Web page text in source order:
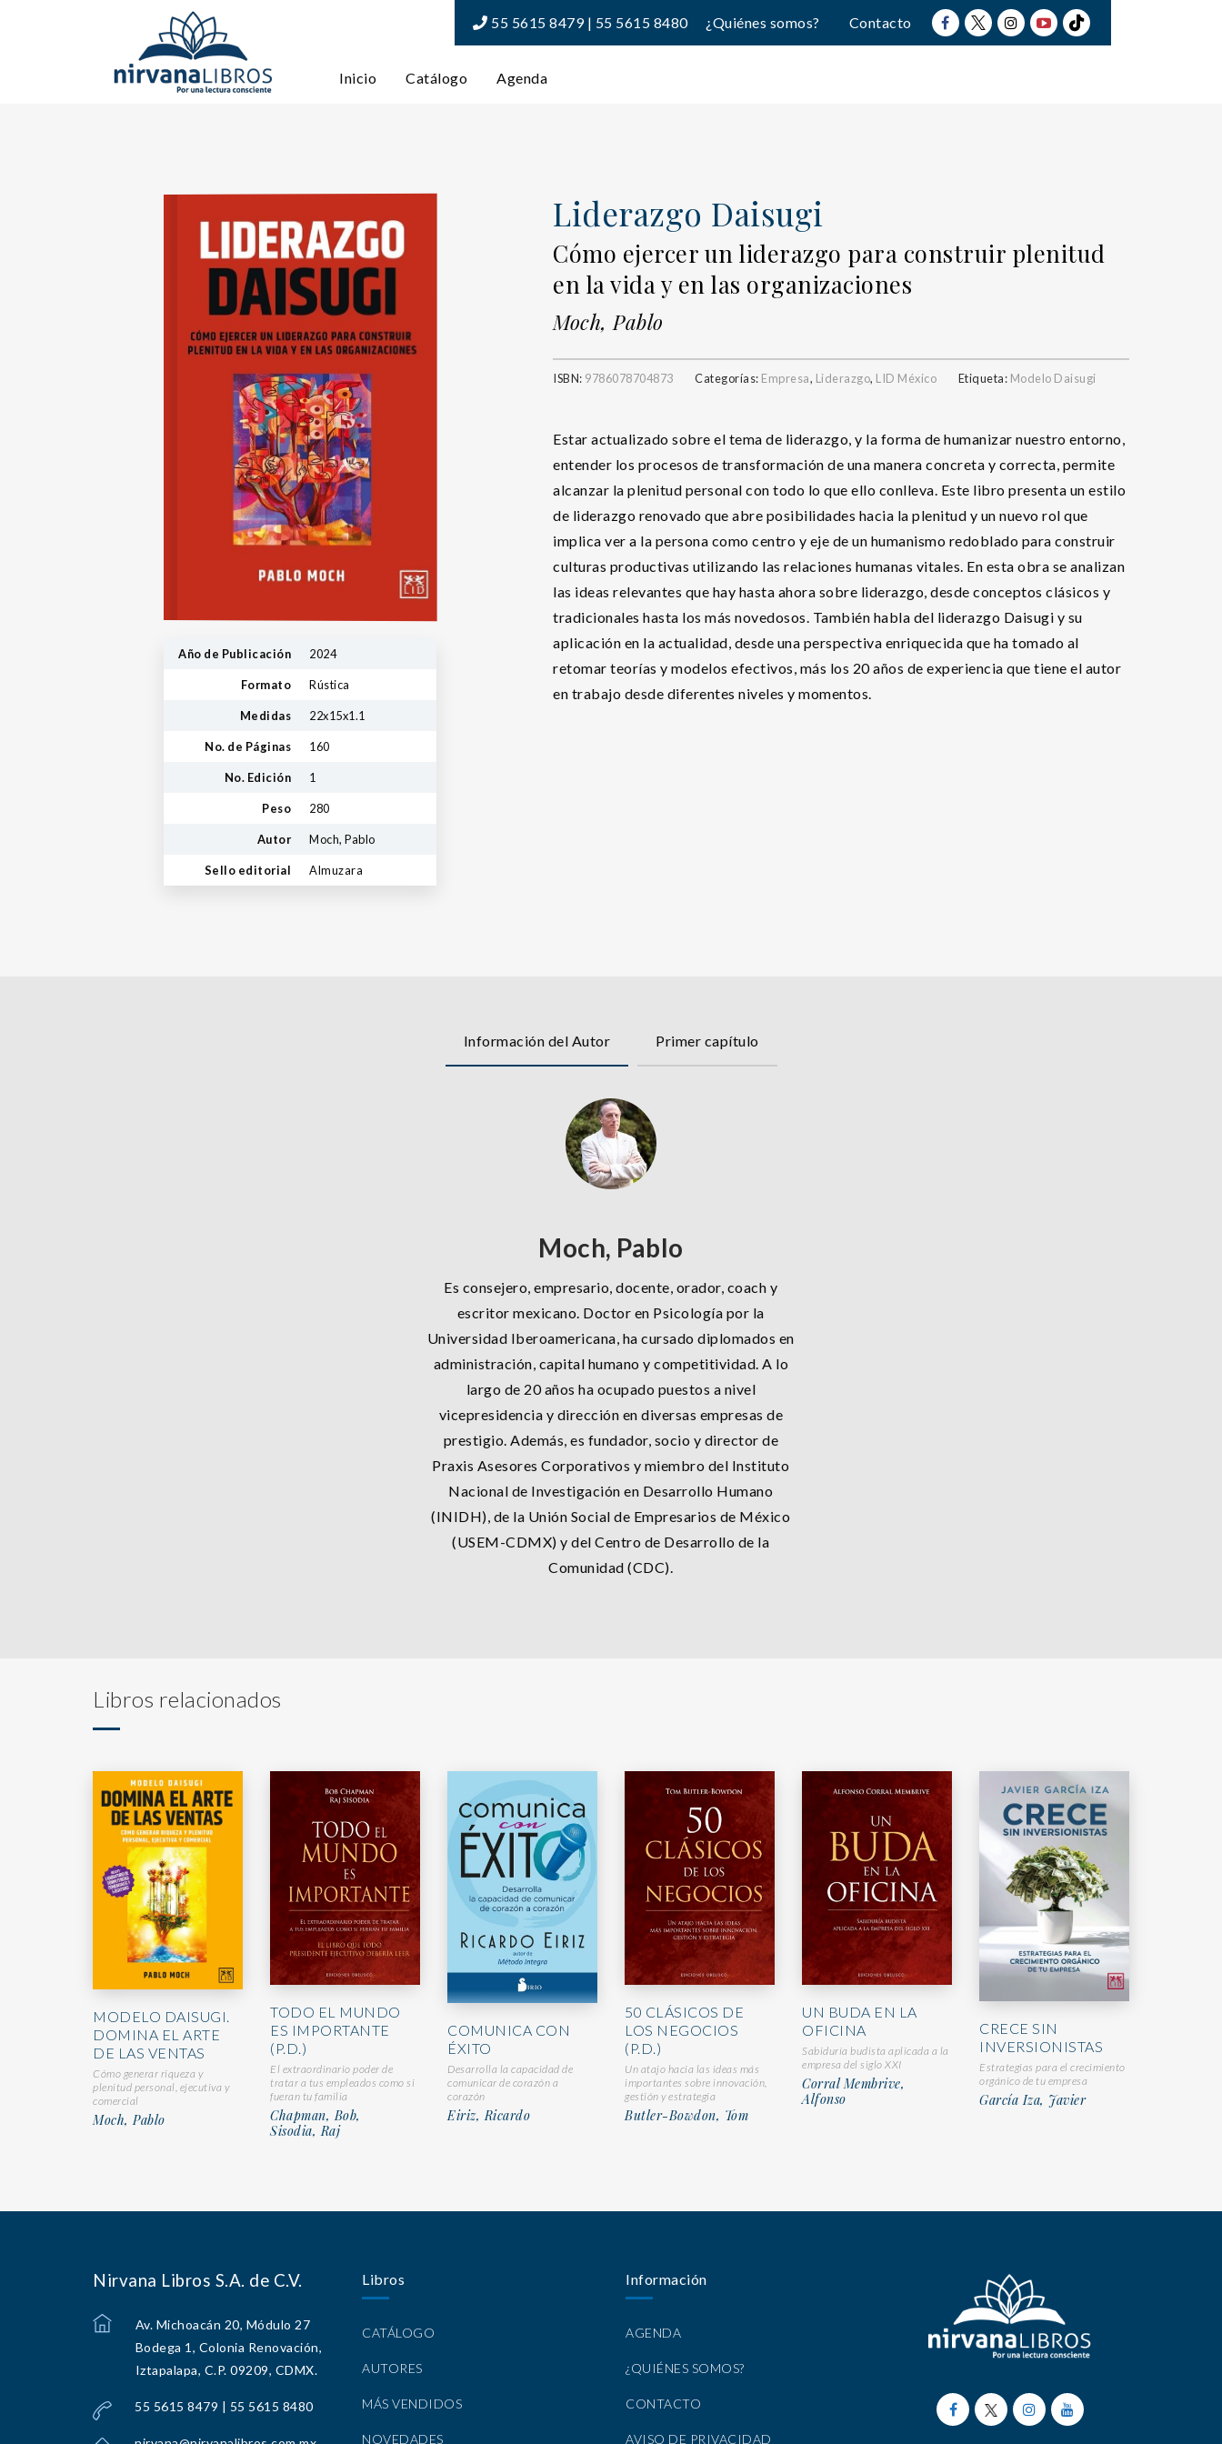
55 5615 8479 | 55 5615 8480 ¿Quiénes somos? Contacto
Inicio Catálogo Agenda
Año de Publicación 2024
Formato Rústica
Medidas 22x15x1.1
No. de Páginas 160
No. Edición 1
Peso 280
Autor Moch, Pablo
Sello editorial Almuzara
Liderazgo Daisugi
Cómo ejercer un liderazgo para construir plenitud
en la vida y en las organizaciones
Moch, Pablo
ISBN: 9786078704873 Categorías: Empresa, Liderazgo, LID México Etiqueta: Modelo Daisugi
Estar actualizado sobre el tema de liderazgo, y la forma de humanizar nuestro entorno,
entender los procesos de transformación de una manera concreta y correcta, permite
alcanzar la plenitud personal con todo lo que ello conlleva. Este libro presenta un estilo
de liderazgo renovado que abre posibilidades hacia la plenitud y un nuevo rol que
implica ver a la persona como centro y eje de un humanismo redoblado para construir
culturas productivas utilizando las relaciones humanas vitales. En esta obra se analizan
las ideas relevantes que hay hasta ahora sobre liderazgo, desde conceptos clásicos y
tradicionales hasta los más novedosos. También habla del liderazgo Daisugi y su
aplicación en la actualidad, desde una perspectiva enriquecida que ha tomado al
retomar teorías y modelos efectivos, más los 20 años de experiencia que tiene el autor
en trabajo desde diferentes niveles y momentos.
Información del Autor Primer capítulo
Moch, Pablo
Es consejero, empresario, docente, orador, coach y
escritor mexicano. Doctor en Psicología por la
Universidad Iberoamericana, ha cursado diplomados en
administración, capital humano y competitividad. A lo
largo de 20 años ha ocupado puestos a nivel
vicepresidencia y dirección en diversas empresas de
prestigio. Además, es fundador, socio y director de
Praxis Asesores Corporativos y miembro del Instituto
Nacional de Investigación en Desarrollo Humano
(INIDH), de la Unión Social de Empresarios de México
(USEM-CDMX) y del Centro de Desarrollo de la
Comunidad (CDC).
Libros relacionados
MODELO DAISUGI.
DOMINA EL ARTE
DE LAS VENTAS
Cómo generar riqueza y
plenitud personal, ejecutiva y
comercial
Moch, Pablo
TODO EL MUNDO
ES IMPORTANTE
(P.D.)
El extraordinario poder de
tratar a tus empleados como si
fueran tu familia
Chapman, Bob,
Sisodia, Raj
COMUNICA CON
ÉXITO
Desarrolla la capacidad de
comunicar de corazón a
corazón
Eiriz, Ricardo
50 CLÁSICOS DE
LOS NEGOCIOS
(P.D.)
Un atajo hacia las ideas más
importantes sobre innovación,
gestión y estrategia
Butler-Bowdon, Tom
UN BUDA EN LA
OFICINA
Sabiduría budista aplicada a la
empresa del siglo XXI
Corral Membrive,
Alfonso
CRECE SIN
INVERSIONISTAS
Estrategias para el crecimiento
orgánico de tu empresa
García Iza, Javier
Nirvana Libros S.A. de C.V.
Av. Michoacán 20, Módulo 27
Bodega 1, Colonia Renovación,
Iztapalapa, C.P. 09209, CDMX.
55 5615 8479 | 55 5615 8480
Libros
CATÁLOGO
AUTORES
MÁS VENDIDOS
NOVEDADES
Información
AGENDA
¿QUIÉNES SOMOS?
CONTACTO
AVISO DE PRIVACIDAD